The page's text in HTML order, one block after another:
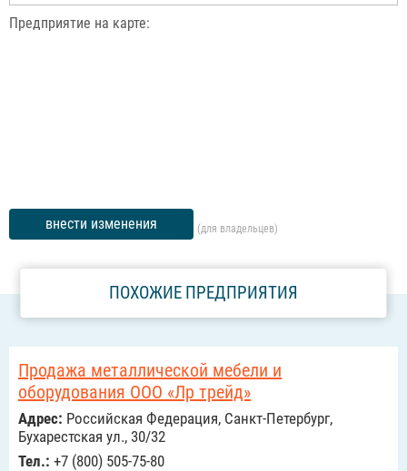
Предприятие на карте:
внести изменения (для владельцев)
ПОХОЖИЕ ПРЕДПРИЯТИЯ
Продажа металлической мебели и
оборудования ООО «Лр трейд»
Адрес: Российcкая Федерация, Санкт-Петербург,
Бухарестская ул., 30/32
Тел.: +7 (800) 505-75-80